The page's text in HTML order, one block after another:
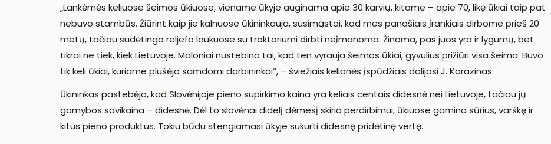
„Lankėmės keliuose šeimos ūkiuose, viename ūkyje auginama apie 30 karvių, kitame – apie 70, likę ūkiai taip pat
nebuvo stambūs. Žiūrint kaip jie kalnuose ūkininkauja, susimąstai, kad mes panašiais įrankiais dirbome prieš 20
metų, tačiau sudėtingo reljefo laukuose su traktoriumi dirbti neįmanoma. Žinoma, pas juos yra ir lygumų, bet
tikrai ne tiek, kiek Lietuvoje. Maloniai nustebino tai, kad ten vyrauja šeimos ūkiai, gyvulius prižiūri visa šeima. Buvo
tik keli ūkiai, kuriame plušėjo samdomi darbininkai“, – šviežiais kelionės įspūdžiais dalijasi J. Karazinas.
Ūkininkas pastebėjo, kad Slovėnijoje pieno supirkimo kaina yra keliais centais didesnė nei Lietuvoje, tačiau jų
gamybos savikaina – didesnė. Dėl to slovėnai didelį dėmesį skiria perdirbimui, ūkiuose gamina sūrius, varškę ir
kitus pieno produktus. Tokiu būdu stengiamasi ūkyje sukurti didesnę pridėtinę vertę.